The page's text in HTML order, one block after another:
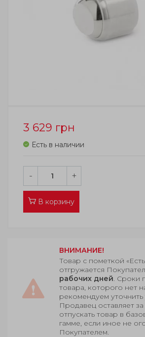
3 629 грн
Есть в наличии
- +
В корзину
ВНИМАНИЕ!
Товар с пометкой
отгружается
рабочих дней. Сроки
товара, которого нет
рекомендуем
Продавец оставляет
отпускать товар в
гамме, если иное не
Покупателем.